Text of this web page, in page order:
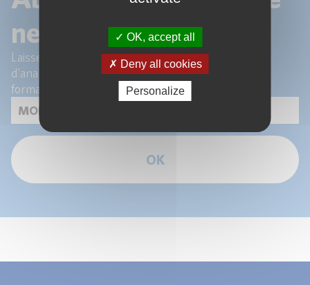
newsletter !
Laissez-nous votre email pour recevoir les articles
d'analyse de nos experts et les actualités de nos
formations.
OK
OK, accept all
Deny all cookies
Personalize